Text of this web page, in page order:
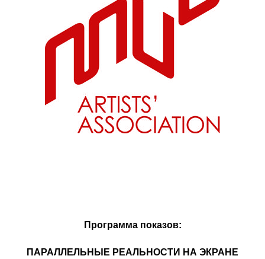
Программа показов:
ПАРАЛЛЕЛЬНЫЕ РЕАЛЬНОСТИ НА ЭКРАНЕ